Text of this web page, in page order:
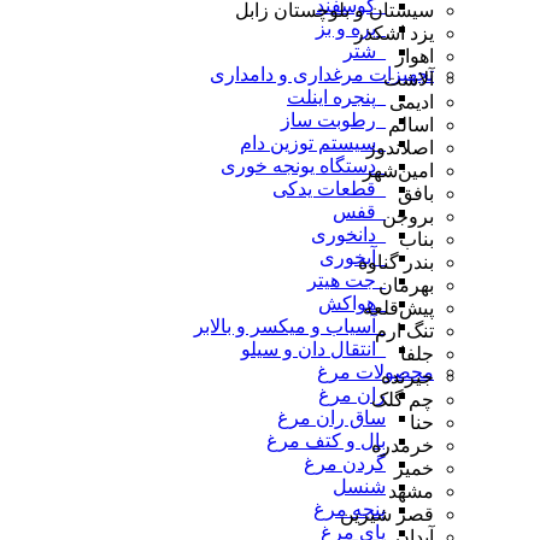
_گوسفند
_بره و بز
_شتر
تجهیزات مرغداری و دامداری
_پنجره اینلت
_رطوبت ساز
_سیستم توزین دام
_دستگاه یونجه خوری
_قطعات یدکی
_قفس
_دانخوری
_آبخوری
_جت هیتر
_هواکش
_آسیاب و میکسر و بالابر
_انتقال دان و سیلو
محصولات مرغ
ران مرغ
ساق ران مرغ
بال و کتف مرغ
گردن مرغ
شنسل
پنجه مرغ
پای مرغ
سیستان و بلوچستان زابل
یزد اشکذر
اهواز
آلاشت
ادیمی
اسالم
اصلاندوز
امین‌شهر
بافق
بروجن
بناب
بندر گناوه
بهرمان
پیش‌قلعه
تنگ ارم
جلفا
جیرنده
چم گلک
حنا
خرمدره
خمیر
مشهد
قصر شیرین